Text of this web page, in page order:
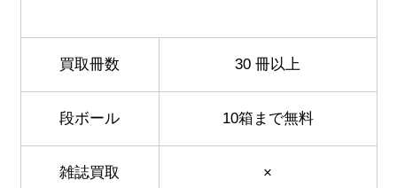
買取冊数 30 冊以上
段ボール 10箱まで無料
雑誌買取 ×